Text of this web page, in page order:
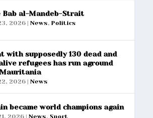
Bab al-Mandeb-Strait
2026 |News,Politics
with supposedly 130 dead and
refugees has run aground
2026 |News
became world champions again
2026 |News, Sport